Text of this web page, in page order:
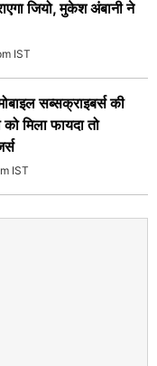
जियो, मुकेश अंबानी ने
IST
सब्सक्राइबर्स की
मिला फायदा तो
IST